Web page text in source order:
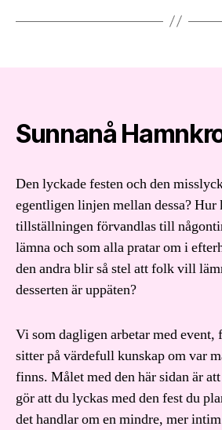
Sunnanå
Den lyckade festen och den
egentligen linjen mellan dessa? Hur
tillställningen förvandlas till
lämna och som alla pratar om i
den andra blir så stel att folk vill
desserten är uppäten?
Vi som dagligen arbetar med event,
sitter på värdefull kunskap om var
finns. Målet med den här sidan är
gör att du lyckas med den fest du
det handlar om en mindre, mer